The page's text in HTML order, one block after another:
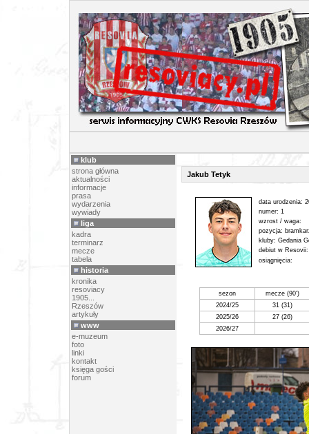
klub
strona główna
aktualności
informacje
prasa
wydarzenia
wywiady
liga
kadra
terminarz
mecze
tabela
historia
kronika
resoviacy
1905...
Rzeszów
artykuły
www
e-muzeum
foto
linki
kontakt
księga gości
forum
Jakub Tetyk
data urodzenia:
numer: 1
wzrost / waga:
pozycja:
kluby: Gedania
debiut w
osiągnięcia:
sezon
mecze (90')
2024/25
31 (31)
2025/26
27(26)
2026/27